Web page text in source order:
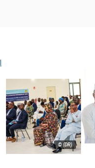
© (DR)